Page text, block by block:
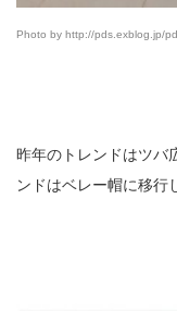
Photo by http://pds.exblog.jp/
昨年のトレンドはツバ
ンドはベレー帽に移行